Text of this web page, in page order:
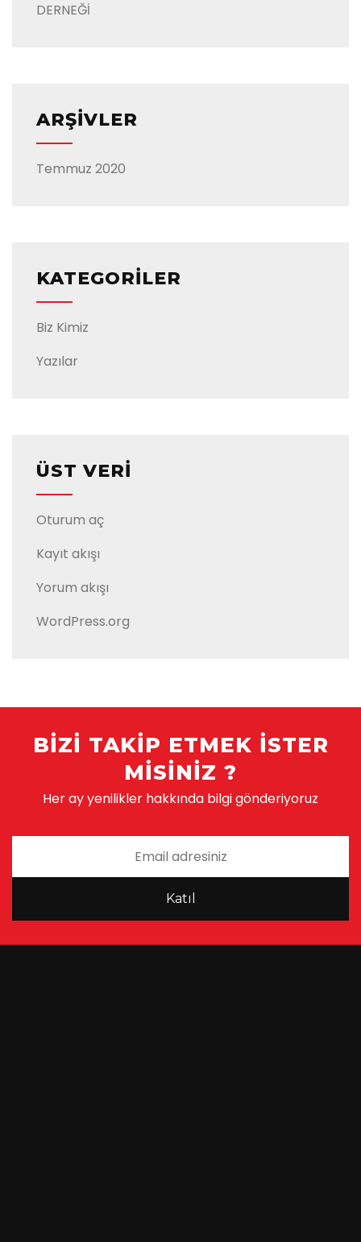
DERNEĞİ
ARŞIVLER
Temmuz 2020
KATEGORILER
Biz Kimiz
Yazılar
ÜST VERI
Oturum aç
Kayıt akışı
Yorum akışı
WordPress.org
BIZI TAKIP ETMEK ISTER
MISINIZ ?
Her ay yenilikler hakkında bilgi gönderiyoruz